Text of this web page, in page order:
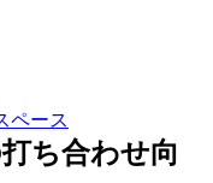
ペース
ち合わせ向